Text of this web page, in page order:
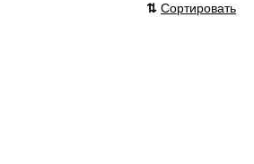
⇅ Сортировать